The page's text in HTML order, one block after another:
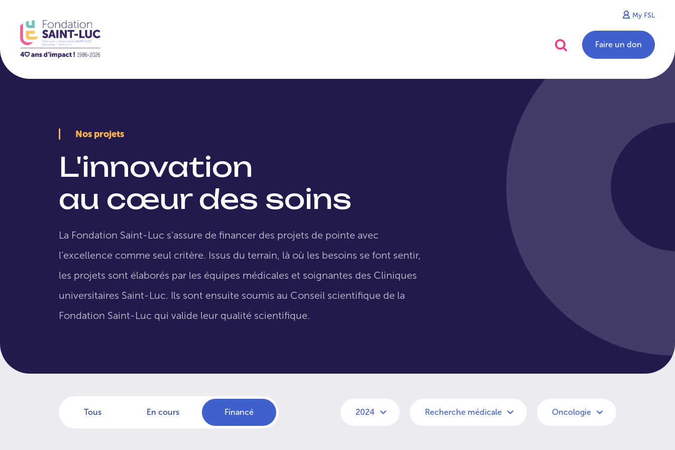
My FSL
Faire un don
Nos projets
L'innovation
au cœur des soins
La Fondation Saint-Luc s’assure de financer des projets de pointe avec
l’excellence comme seul critère. Issus du terrain, là où les besoins se font sentir,
les projets sont élaborés par les équipes médicales et soignantes des Cliniques
universitaires Saint-Luc. Ils sont ensuite soumis au Conseil scientifique de la
Fondation Saint-Luc qui valide leur qualité scientifique.
Tous En cours Financé 2024 Recherche médicale Oncologie